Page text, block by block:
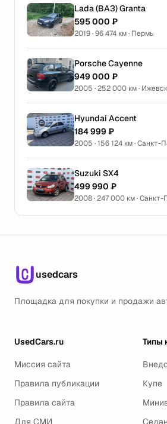
Lada (ВАЗ) Granta
595 000 ₽
2019 · 96 474 км · Пермь
Porsche Cayenne
949 000 ₽
2005 · 252 000 км · Ижевск
Hyundai Accent
184 999 ₽
2005 · 156 124 км · Санкт-
Suzuki SX4
499 990 ₽
2008 · 247 000 км ·
usedcars
Площадка для покупки и продажи
UsedCars.ru
Миссия сайта
Правила публикации
Правила сайта
Для СМИ
Типы
Купе
Седан